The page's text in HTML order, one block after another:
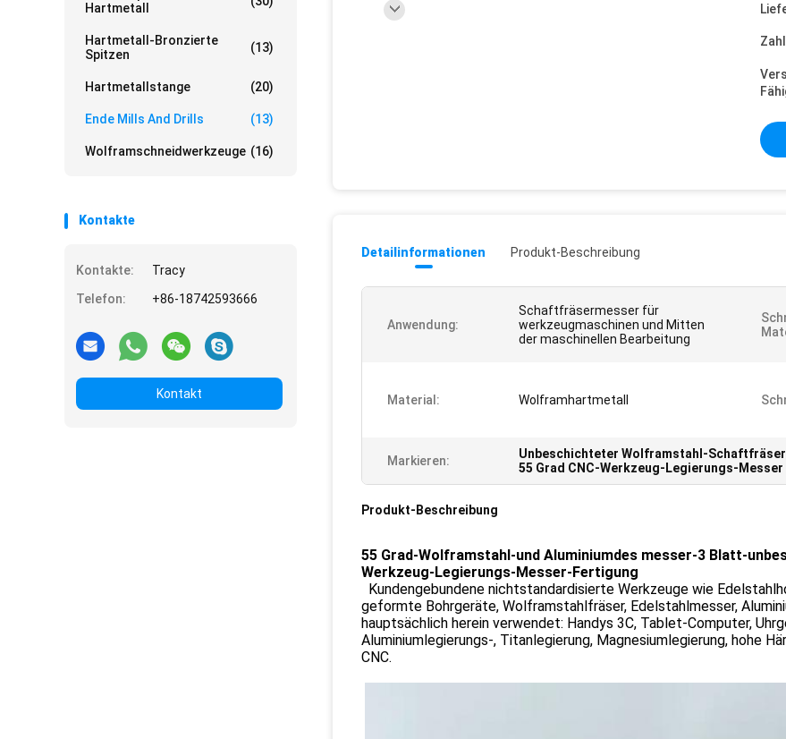
Hartmetall
Hartmetall-Bronzierte
Spitzen
(13)
Hartmetallstange (20)
Ende Mills And Drills (13)
Wolframschneidwerkzeuge (16)
Kontakte
Kontakte:
Tracy
Telefon:
+86-18742593666
Kontakt
Detailinformationen Produkt-Beschreibung
Anwendung:
Schaftfräsermesser für
werkzeugmaschinen und Mitten
der maschinellen Bearbeitung
Material: Wolframhartmetall
Markieren: Unbeschichteter Wolframstahl-Schaftfräser
55 Grad CNC-Werkzeug-Legierungs-Messer
Produkt-Beschreibung
55 Grad-Wolframstahl-und Aluminiumdes messer-3 Blatt-
Werkzeug-Legierungs-Messer-Fertigung
Kundengebundene nichtstandardisierte Werkzeuge wie
geformte Bohrgeräte, Wolframstahlfräser, Edelstahlmesser,
hauptsächlich herein verwendet: Handys 3C, Tablet-Computer,
Aluminiumlegierungs-, Titanlegierung, Magnesiumlegierung, hohe
CNC.